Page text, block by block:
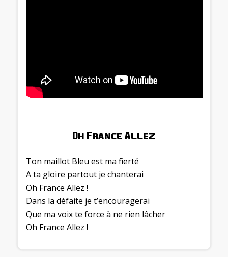
Oh France Allez
Ton maillot Bleu est ma fierté
A ta gloire partout je chanterai
Oh France Allez !
Dans la défaite je t’encouragerai
Que ma voix te force à ne rien lâcher
Oh France Allez !